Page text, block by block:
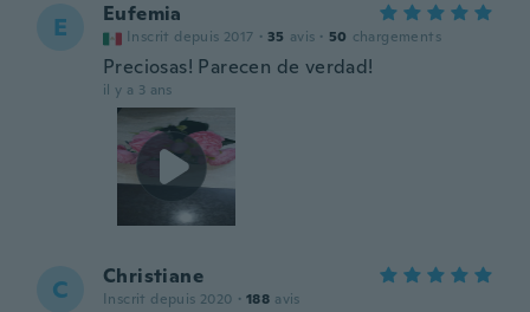
E Eufemia
Inscrit depuis 2017 · 35 avis · 50 chargements
Preciosas! Parecen de verdad!
il y a 3 ans
C Christiane
Inscrit depuis 2020 · 188 avis